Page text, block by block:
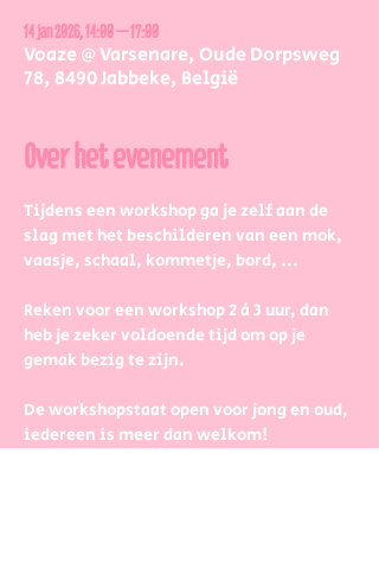
14 jan 2026, 14:00 – 17:00
Voaze @ Varsenare, Oude Dorpsweg
78, 8490 Jabbeke, België
Over het evenement
Tijdens een workshop ga je zelf aan de
slag met het beschilderen van een mok,
vaasje, schaal, kommetje, bord, ...
Reken voor een workshop 2 à 3 uur, dan
heb je zeker voldoende tijd om op je
gemak bezig te zijn.
De workshopstaat open voor jong en oud,
iedereen is meer dan welkom!